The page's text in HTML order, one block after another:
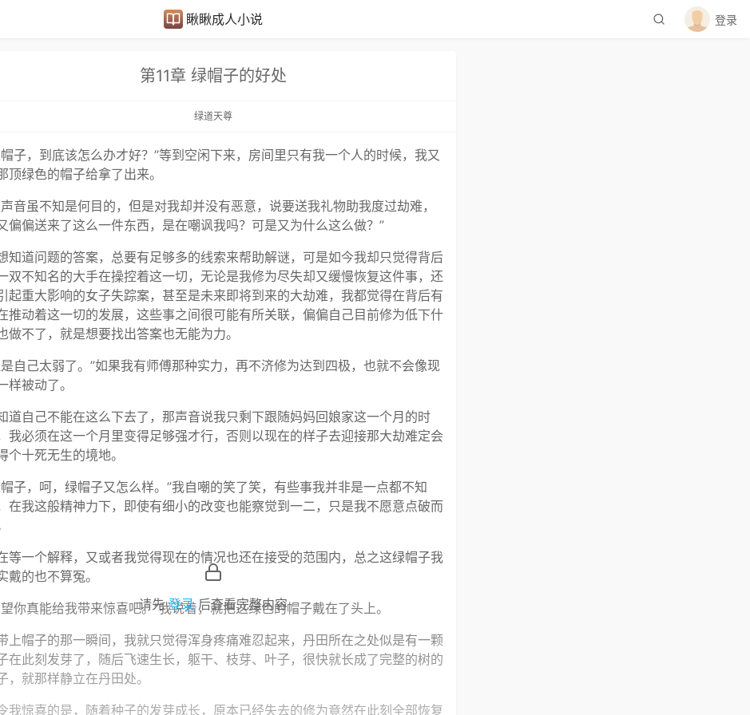
瞅瞅成人小说 登录
第11章 绿帽子的好处
绿道天尊
子，到底该怎么办才好？”等到空闲下来，房间里只有我一个人的时候，我又
顶绿色的帽子给拿了出来。
音虽不知是何目的，但是对我却并没有恶意，说要送我礼物助我度过劫难，
偏偏送来了这么一件东西，是在嘲讽我吗？可是又为什么这么做？”
知道问题的答案，总要有足够多的线索来帮助解谜，可是如今我却只觉得背后
双不知名的大手在操控着这一切，无论是我修为尽失却又缓慢恢复这件事，还
起重大影响的女子失踪案，甚至是未来即将到来的大劫难，我都觉得在背后有
推动着这一切的发展，这些事之间很可能有所关联，偏偏自己目前修为低下什
做不了，就是想要找出答案也无能为力。
是自己太弱了。”如果我有师傅那种实力，再不济修为达到四极，也就不会像现
样被动了。
道自己不能在这么下去了，那声音说我只剩下跟随妈妈回娘家这一个月的时
我必须在这一个月里变得足够强才行，否则以现在的样子去迎接那大劫难定会
个十死无生的境地。
子，呵，绿帽子又怎么样。”我自嘲的笑了笑，有些事我并非是一点都不知
在我这般精神力下，即使有细小的改变也能察觉到一二，只是我不愿意点破而
等一个解释，又或者我觉得现在的情况也还在接受的范围内，总之这绿帽子我
戴的也不算冤。
你真能给我带来惊喜吧。”我说着，就把这绿色的帽子戴在了头上。
上帽子的那一瞬间，我就只觉得浑身疼痛难忍起来，丹田所在之处似是有一颗
在此刻发芽了，随后飞速生长，躯干、枝芽、叶子，很快就长成了完整的树的
，就那样静立在丹田处。
我惊喜的是，随着种子的发芽成长，原本已经失去的修为竟然在此刻全部恢复
请先登录后查看完整内容